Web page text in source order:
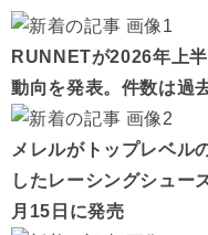
RUNNETが2026年上
動向を発表。件数は過
メレルがトップレベル
したレーシングシュ
月15日に発売